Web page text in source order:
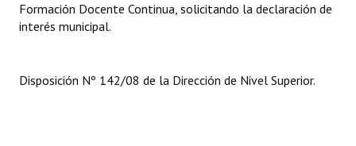
Informes de Unidad Coordinadora
Actas de Audiencias Públicas
Formación Docente Continua, solicitando la declaración de
interés municipal.
Disposición Nº 142/08 de la Dirección de Nivel Superior.